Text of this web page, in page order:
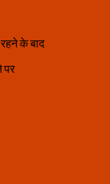
के बाद
पर